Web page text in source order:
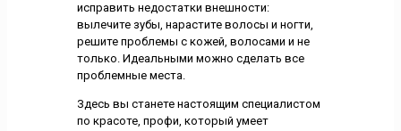
исправить недостатки внешности:
вылечите зубы, нарастите волосы и ногти,
решите проблемы с кожей, волосами и не
только. Идеальными можно сделать все
проблемные места.
Здесь вы станете настоящим специалистом
по красоте, профи, который умеет